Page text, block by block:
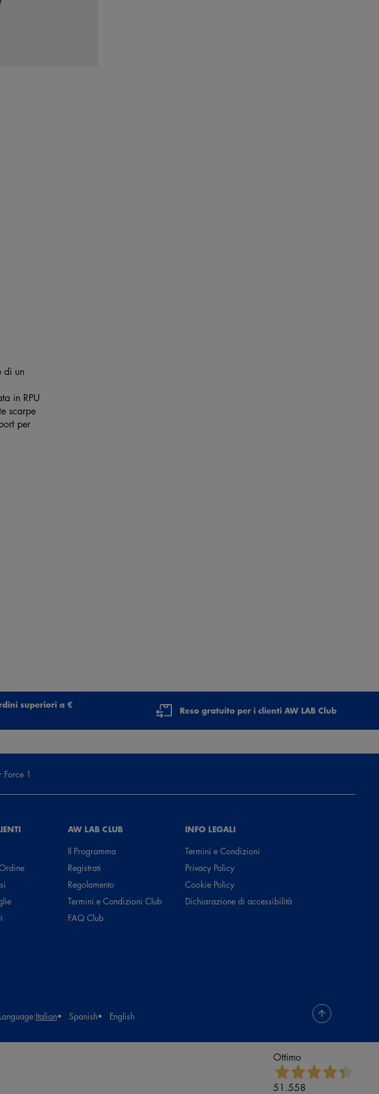
di un
in RPU
scarpe
per
superiori a €
Reso gratuito per i clienti AW LAB Club
1
AW LAB CLUB
Il Programma
Registrati
Regolamento
Termini e Condizioni Club
FAQ Club
INFO LEGALI
Termini e Condizioni
Privacy Policy
Cookie Policy
Dichiarazione di accessibilità
Language:Italian Spanish English
Ottimo
51.558